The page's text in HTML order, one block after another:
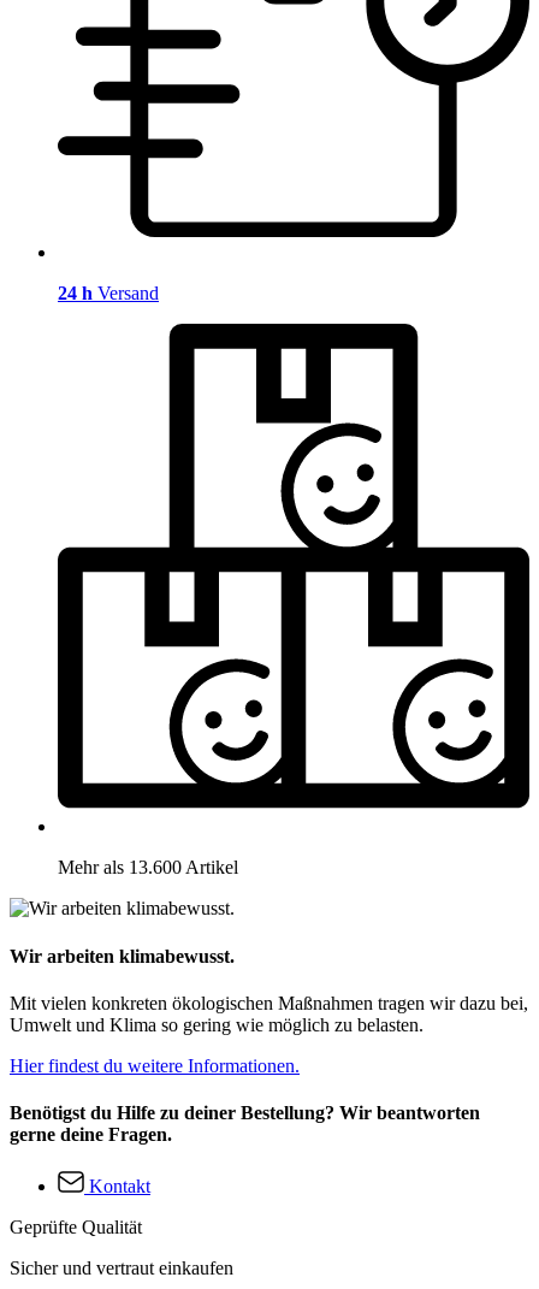
24 h Versand
Mehr als 13.600 Artikel
Wir arbeiten klimabewusst.
Mit vielen konkreten ökologischen Maßnahmen tragen wir dazu bei,
Umwelt und Klima so gering wie möglich zu belasten.
Hier findest du weitere Informationen.
Benötigst du Hilfe zu deiner Bestellung? Wir beantworten
gerne deine Fragen.
Kontakt
Geprüfte Qualität
Sicher und vertraut einkaufen